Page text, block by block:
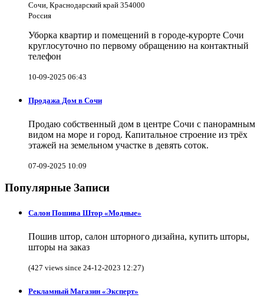
Сочи, Краснодарский край 354000
Россия
Уборка квартир и помещений в городе-курорте Сочи
круглосуточно по первому обращению на контактный
телефон
10-09-2025 06:43
Продажа Дом в Сочи
Продаю собственный дом в центре Сочи с панорамным
видом на море и город. Капитальное строение из трёх
этажей на земельном участке в девять соток.
07-09-2025 10:09
Популярные Записи
Салон Пошива Штор «Модные»
Пошив штор, салон шторного дизайна, купить шторы,
шторы на заказ
(427 views since 24-12-2023 12:27)
Рекламный Магазин «Эксперт»